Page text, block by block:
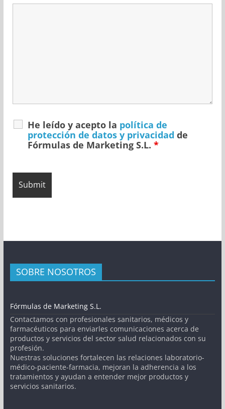
He leído y acepto la política de
protección de datos y privacidad de
Fórmulas de Marketing S.L. *
SOBRE NOSOTROS
Fórmulas de Marketing S.L.
Contactamos con profesionales sanitarios, médicos y
farmacéuticos para enviarles comunicaciones acerca de
productos y servicios del sector salud relacionados con su
profesión.
Nuestras soluciones fortalecen las relaciones laboratorio-
médico-paciente-farmacia, mejoran la adherencia a los
tratamientos y ayudan a entender mejor productos y
servicios sanitarios.